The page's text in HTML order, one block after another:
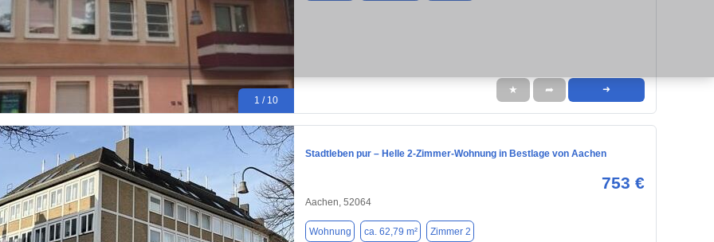
1 / 10
★ ➦ ➜
Stadtleben pur – Helle 2-Zimmer-Wohnung in Bestlage von Aachen
753 €
Aachen, 52064
Wohnung ca. 62,79 m² Zimmer 2